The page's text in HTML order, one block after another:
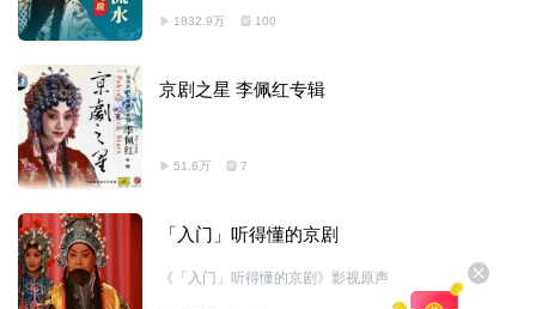
1832.9万 100
京剧之星 李佩红专辑
51.6万 7
「入门」听得懂的京剧
《「入门」听得懂的京剧》影视原声